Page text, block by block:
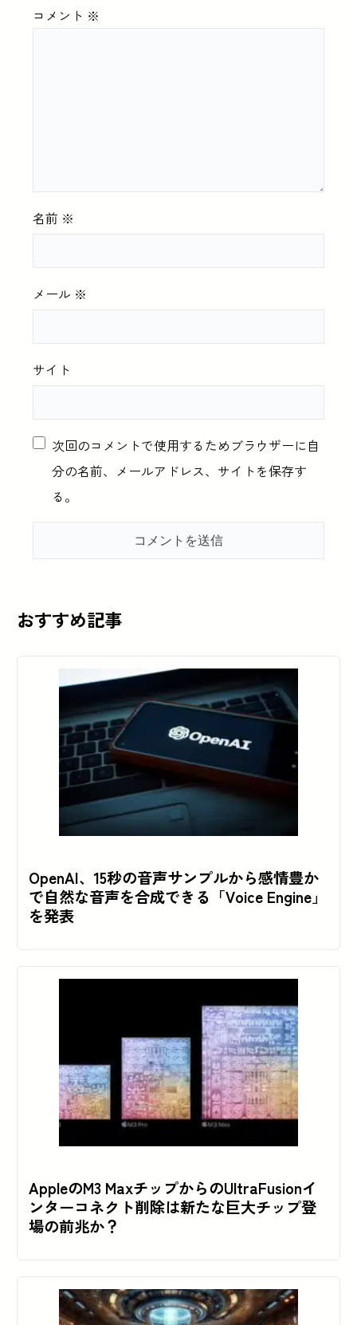
コメント ※
名前 ※
メール ※
サイト
次回のコメントで使用するためブラウザーに自
分の名前、メールアドレス、サイトを保存す
る。
おすすめ記事
OpenAI、15秒の音声サンプルから感情豊か
で自然な音声を合成できる「Voice Engine」
を発表
AppleのM3 MaxチップからのUltraFusionイ
ンターコネクト削除は新たな巨大チップ登
場の前兆か？